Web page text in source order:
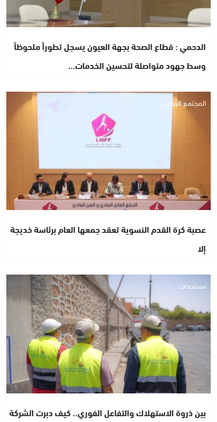
الدحمي : قطاع الصحة بجهة العيون يسجل تطوراً ملحوظاً
وسط جهود متواصلة لتحسين الخدمات…
المجتمع المدني
عصبة كرة القدم النسوية تعقد جمعها العام برئاسة خديجة
إلا
مستجدات
بين ذروة الاستهلاك والتفاعل الفوري.. كيف دبرت الشركة